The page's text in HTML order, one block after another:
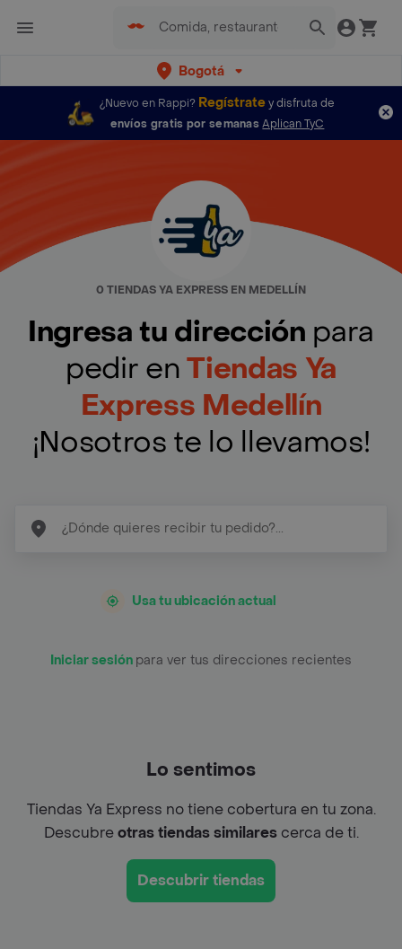
Bogotá
¿Nuevo en Rappi? Regístratey disfruta de
envíos gratis por semanas Aplican TyC
0 TIENDAS YA EXPRESS EN MEDELLÍN
Ingresa tu dirección para
pedir enTiendas Ya
Express Medellín
¡Nosotros te lo llevamos!
Usa tu ubicación actual
Iniciar sesión para ver tus direcciones recientes
Lo sentimos
Tiendas Ya Express no tiene cobertura en tu zona.
Descubreotras tiendas similarescerca de ti.
Descubrir tiendas